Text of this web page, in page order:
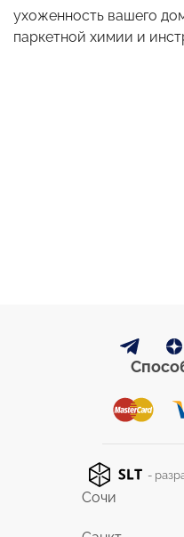
ухоженность вашего
паркетной химии и
-
Сочи